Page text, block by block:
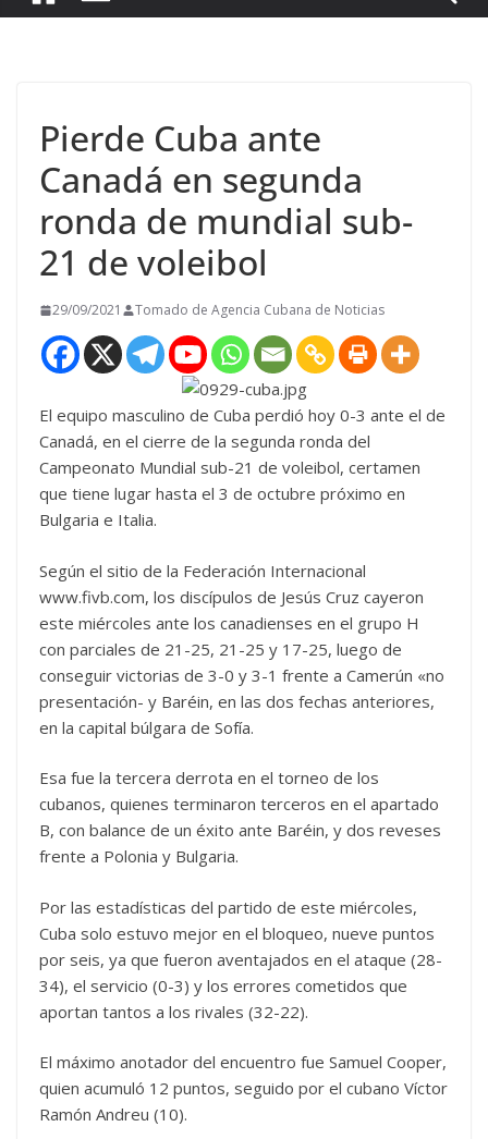
Pierde Cuba ante
Canadá en segunda
ronda de mundial sub-
21 de voleibol
29/09/2021 Tomado de Agencia Cubana de Noticias
El equipo masculino de Cuba perdió hoy 0-3 ante el de
Canadá, en el cierre de la segunda ronda del
Campeonato Mundial sub-21 de voleibol, certamen
que tiene lugar hasta el 3 de octubre próximo en
Bulgaria e Italia.
Según el sitio de la Federación Internacional
www.fivb.com, los discípulos de Jesús Cruz cayeron
este miércoles ante los canadienses en el grupo H
con parciales de 21-25, 21-25 y 17-25, luego de
conseguir victorias de 3-0 y 3-1 frente a Camerún «no
presentación- y Baréin, en las dos fechas anteriores,
en la capital búlgara de Sofía.
Esa fue la tercera derrota en el torneo de los
cubanos, quienes terminaron terceros en el apartado
B, con balance de un éxito ante Baréin, y dos reveses
frente a Polonia y Bulgaria.
Por las estadísticas del partido de este miércoles,
Cuba solo estuvo mejor en el bloqueo, nueve puntos
por seis, ya que fueron aventajados en el ataque (28-
34), el servicio (0-3) y los errores cometidos que
aportan tantos a los rivales (32-22).
El máximo anotador del encuentro fue Samuel Cooper,
quien acumuló 12 puntos, seguido por el cubano Víctor
Ramón Andreu (10).